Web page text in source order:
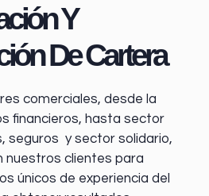
Y
De Cartera
comerciales, desde la
financieros, hasta sector
seguros y sector solidario,
nuestros clientes para
únicos de experiencia del